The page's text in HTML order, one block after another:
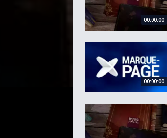
00:00:00
Marque-page -
00:00:00
Marque-page - Lila,